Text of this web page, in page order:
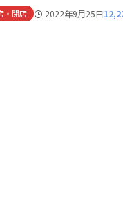
・閉店 2022年9月25日